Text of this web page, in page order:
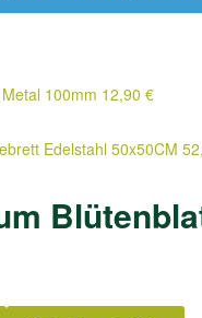
100mm 12,90 €
Edelstahl 50x50CM